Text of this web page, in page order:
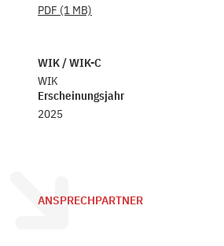
PDF (1 MB)
WIK / WIK-C
WIK
Erscheinungsjahr
2025
ANSPRECHPARTNER